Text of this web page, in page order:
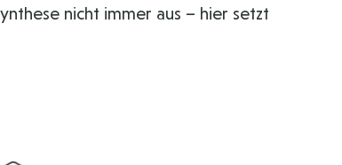
nicht immer aus – hier setzt